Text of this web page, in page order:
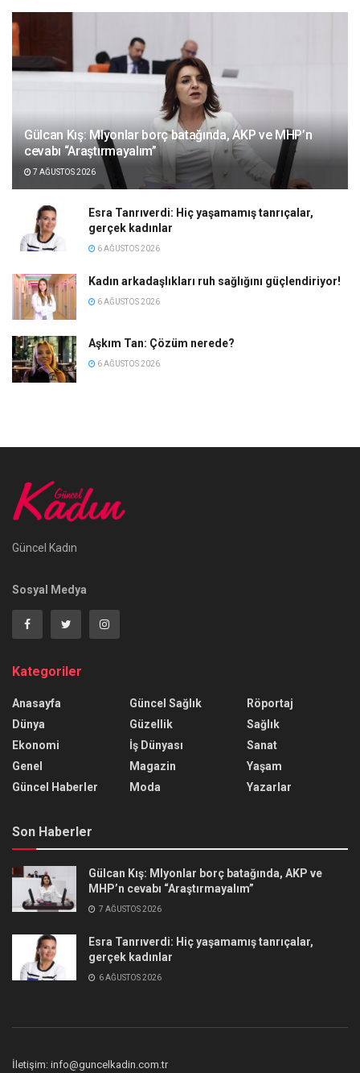
Gülcan Kış: Mlyonlar borç batağında, AKP ve MHP’n
cevabı “Araştırmayalım”
7 AĞUSTOS 2026
Esra Tanrıverdi: Hiç yaşamamış tanrıçalar,
gerçek kadınlar
6 AĞUSTOS 2026
Kadın arkadaşlıkları ruh sağlığını güçlendiriyor!
6 AĞUSTOS 2026
Aşkım Tan: Çözüm nerede?
6 AĞUSTOS 2026
Güncel Kadın
Sosyal Medya
Kategoriler
Anasayfa
Dünya
Ekonomi
Genel
Güncel Haberler
Güncel Sağlık
Güzellik
İş Dünyası
Magazin
Moda
Röportaj
Sağlık
Sanat
Yaşam
Yazarlar
Son Haberler
Gülcan Kış: Mlyonlar borç batağında, AKP ve
MHP’n cevabı “Araştırmayalım”
7 AĞUSTOS 2026
Esra Tanrıverdi: Hiç yaşamamış tanrıçalar,
gerçek kadınlar
6 AĞUSTOS 2026
İletişim: info@guncelkadin.com.tr